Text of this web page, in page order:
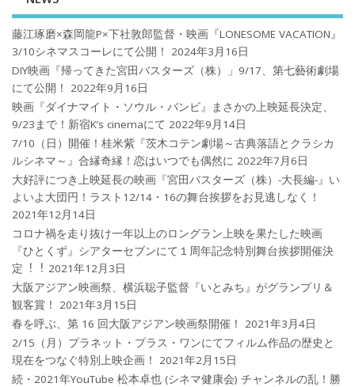
藤江琢磨×森岡龍P×下社敦郎監督・映画『LONESOME VACATION』
3/10シネマスコーレにて公開！
2024年3月16日
DIY映画『帰ってきた宮田バスターズ（株）」9/17、第七藝術劇場
にて公開！
2022年9月16日
映画『ダイナマイト・ソウル・バンビ』まさかの上映延長決定、
9/23まで！新宿K’s cinemaにて 2022年9月14日
7/10（日）開催！桂米紫『茨木コテン劇場～古典落語とクラシカ
ルシネマ～』合縁奇縁！恋はいつでも偶然に 2022年7月6日
大好評につき上映延長の映画『宮田バスターズ（株）-大長編-』い
よいよ大団円！ラスト12/14・16の舞台挨拶をお見逃しなく！
2021年12月14日
コロナ禍を⾛り抜け⼀年以上のロングラン上映を果たした映画
『ひとくず』シアターセブンにて１周年記念特別舞台挨拶開催決
定︕︕ 2021年12月3日
大阪アジアン映画祭、横浜聡子監督『いとみち』がグランプリ＆
観客賞！
2021年3月15日
春を呼ぶ、第 16 回大阪アジアン映画祭開催！
2021年3月4日
2/15（月）プラネット・プラス・ワンにてフィルム作品の歴史と
現在をつなぐ特別上映企画！
2021年2月15日
続・2021年YouTube 松本卓也 (シネマ健康会) チャンネルの乱！勝